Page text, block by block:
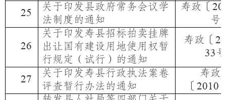
25
关于印发县政府常务会议学
法制度的通知
寿政〔
号
26
关于印发寿县招标拍卖挂牌
出让国有建设用地使用权暂
行规定（试行）的通知
寿政〔
33号
27
关于印发寿县行政执法案卷
评查暂行办法的通知
寿政
〔 2010